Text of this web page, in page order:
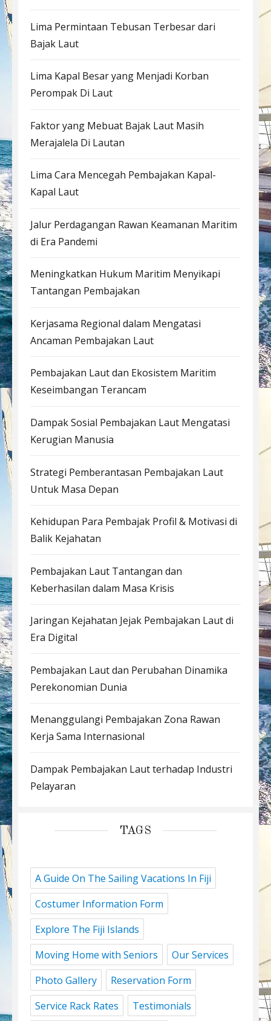
Lima Permintaan Tebusan Terbesar dari
Bajak Laut
Lima Kapal Besar yang Menjadi Korban
Perompak Di Laut
Faktor yang Mebuat Bajak Laut Masih
Merajalela Di Lautan
Lima Cara Mencegah Pembajakan Kapal-
Kapal Laut
Jalur Perdagangan Rawan Keamanan Maritim
di Era Pandemi
Meningkatkan Hukum Maritim Menyikapi
Tantangan Pembajakan
Kerjasama Regional dalam Mengatasi
Ancaman Pembajakan Laut
Pembajakan Laut dan Ekosistem Maritim
Keseimbangan Terancam
Dampak Sosial Pembajakan Laut Mengatasi
Kerugian Manusia
Strategi Pemberantasan Pembajakan Laut
Untuk Masa Depan
Kehidupan Para Pembajak Profil & Motivasi di
Balik Kejahatan
Pembajakan Laut Tantangan dan
Keberhasilan dalam Masa Krisis
Jaringan Kejahatan Jejak Pembajakan Laut di
Era Digital
Pembajakan Laut dan Perubahan Dinamika
Perekonomian Dunia
Menanggulangi Pembajakan Zona Rawan
Kerja Sama Internasional
Dampak Pembajakan Laut terhadap Industri
Pelayaran
TAGS
A Guide On The Sailing Vacations In Fiji
Costumer Information Form
Explore The Fiji Islands
Moving Home with Seniors
Our Services
Photo Gallery
Reservation Form
Service Rack Rates
Testimonials